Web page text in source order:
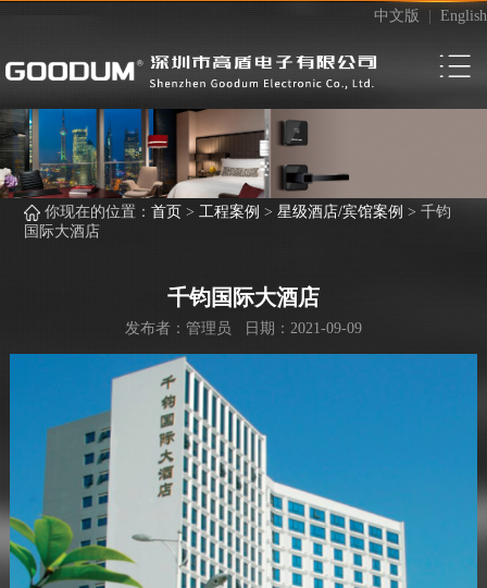
中文版 English
你现在的位置：首页 >工程案例 >星级酒店/宾馆案例 >千钧
国际大酒店
千钧国际大酒店
发布者：管理员 日期：2021-09-09